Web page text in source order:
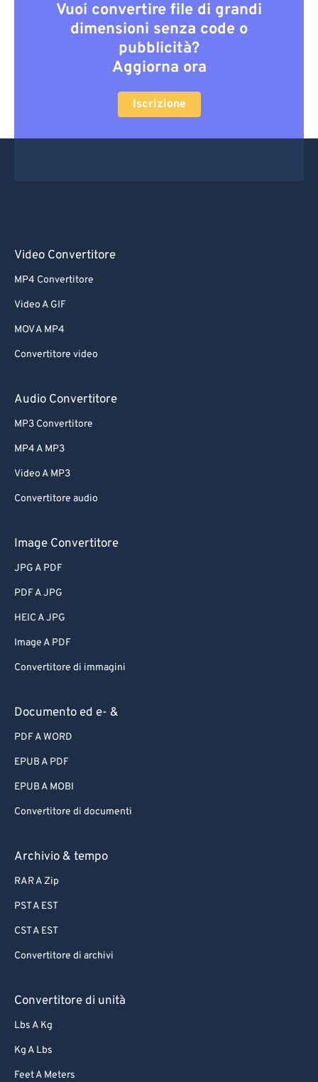
Vuoi convertire file di grandi
dimensioni senza code o
pubblicità?
Aggiorna ora
Iscrizione
Video Convertitore
MP4 Convertitore
Video A GIF
MOV A MP4
Convertitore video
Audio Convertitore
MP3 Convertitore
MP4 A MP3
Video A MP3
Convertitore audio
Image Convertitore
JPG A PDF
PDF A JPG
HEIC A JPG
Image A PDF
Convertitore di immagini
Documento ed e- &
PDF A WORD
EPUB A PDF
EPUB A MOBI
Convertitore di documenti
Archivio & tempo
RAR A Zip
PST A EST
CST A EST
Convertitore di archivi
Convertitore di unità
Lbs A Kg
Kg A Lbs
Feet A Meters